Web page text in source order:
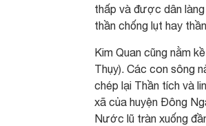
thấp và được dân
thần chống lụt hay
Kim Quan cũng nằm
Thụy). Các con sông
chép lại Thần tích và
xã của huyện Đông
Nước lũ tràn xuống